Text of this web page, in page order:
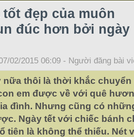
tốt đẹp của muôn
đúc hơn bởi ngày
02/2015 06:09 - Người đăng bài
nữa thôi là thời khắc chuyển
em được về với quê
đình. Nhưng cũng có
Ngày tết với chiếc bánh
tiên là không thể thiếu. Nét